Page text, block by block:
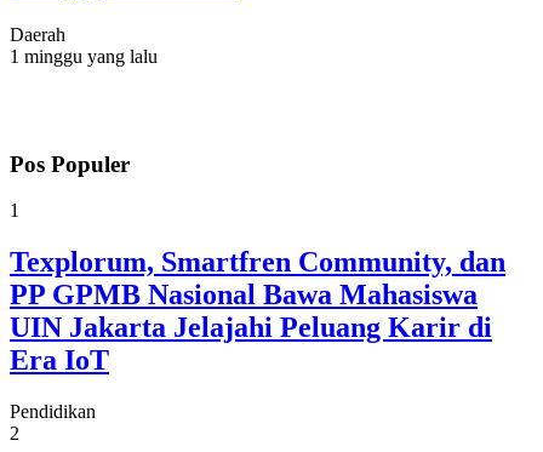
Daerah
1 minggu yang lalu
Pos Populer
1
Texplorum, Smartfren Community, dan
PP GPMB Nasional Bawa Mahasiswa
UIN Jakarta Jelajahi Peluang Karir di
Era IoT
Pendidikan
2